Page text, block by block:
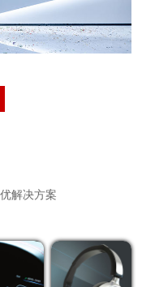
解决方案